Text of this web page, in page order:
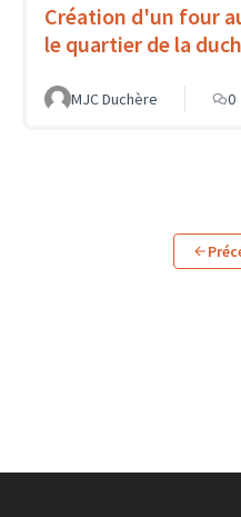
Création d'un four
le quartier de la
MJC Duchère 0